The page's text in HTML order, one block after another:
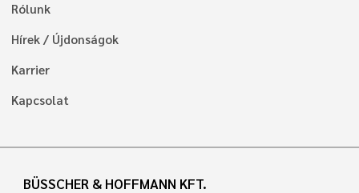
Rólunk
Hírek / Újdonságok
Karrier
Kapcsolat
BÜSSCHER & HOFFMANN KFT.